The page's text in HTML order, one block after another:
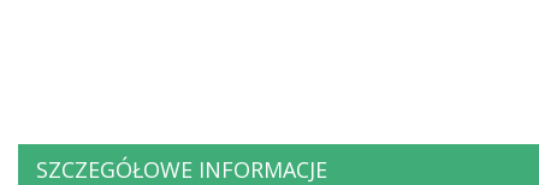
SZCZEGÓŁOWE INFORMACJE